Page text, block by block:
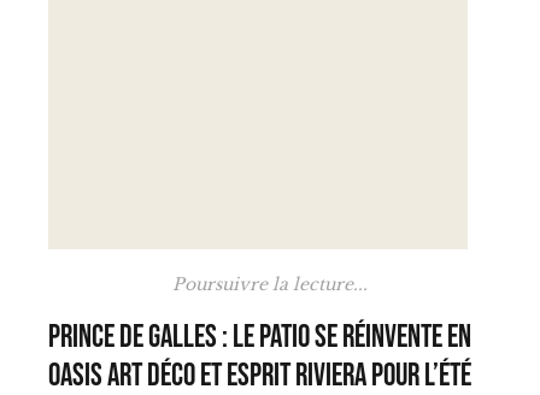
Poursuivre la lecture...
Prince de Galles : le Patio se réinvente en
oasis Art déco et esprit Riviera pour l’été